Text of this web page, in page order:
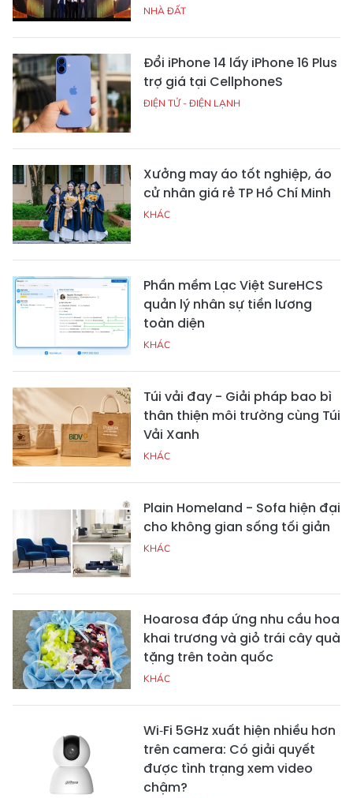
NHÀ ĐẤT
Đổi iPhone 14 lấy iPhone 16 Plus
trợ giá tại CellphoneS
ĐIỆN TỬ - ĐIỆN LẠNH
Xưởng may áo tốt nghiệp, áo
cử nhân giá rẻ TP Hồ Chí Minh
KHÁC
Phần mềm Lạc Việt SureHCS
quản lý nhân sự tiền lương
toàn diện
KHÁC
Túi vải đay - Giải pháp bao bì
thân thiện môi trường cùng Túi
Vải Xanh
KHÁC
Plain Homeland - Sofa hiện đại
cho không gian sống tối giản
KHÁC
Hoarosa đáp ứng nhu cầu hoa
khai trương và giỏ trái cây quà
tặng trên toàn quốc
KHÁC
Wi‑Fi 5GHz xuất hiện nhiều hơn
trên camera: Có giải quyết
được tình trạng xem video
chậm?